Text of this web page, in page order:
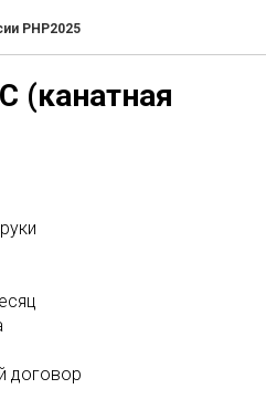
РНР2025
(канатная
договор